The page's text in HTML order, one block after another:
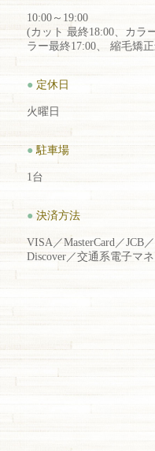
10:00～19:00
(カット 最終18:00、カラ
ラー最終17:00、 縮毛矯
● 定休日
火曜日
●駐車場
1台
● 決済方法
VISA／MasterCard／JCB
Discover／交通系電子マ